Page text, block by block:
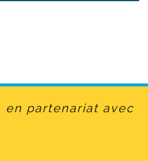
en partenariat avec